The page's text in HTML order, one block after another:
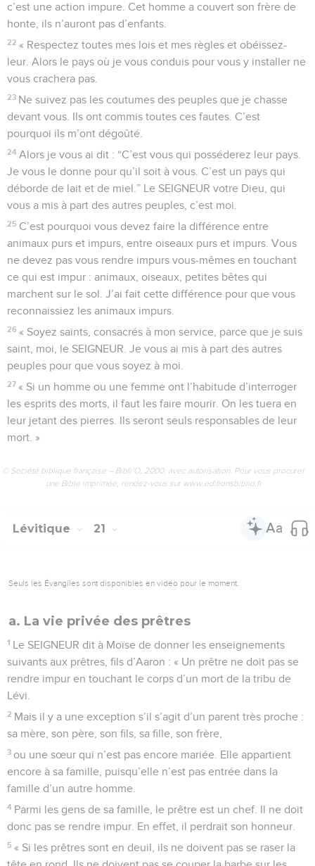
c’est une action impure. Cet homme a couvert son frère de
honte, ils n’auront pas d’enfants.
22 « Respectez toutes mes lois et mes règles et obéissez-
leur. Alors le pays où je vous conduis pour vous y installer ne
vous crachera pas.
23 Ne suivez pas les coutumes des peuples que je chasse
devant vous. Ils ont commis toutes ces fautes. C’est
pourquoi ils m’ont dégoûté.
24 Alors je vous ai dit : “C’est vous qui posséderez leur pays.
Je vous le donne pour qu’il soit à vous. C’est un pays qui
déborde de lait et de miel.” Le SEIGNEUR votre Dieu, qui
vous a mis à part des autres peuples, c’est moi.
25 C’est pourquoi vous devez faire la différence entre
animaux purs et impurs, entre oiseaux purs et impurs. Vous
ne devez pas vous rendre impurs vous-mêmes en touchant
ce qui est impur : animaux, oiseaux, petites bêtes qui
marchent sur le sol. J’ai fait cette différence pour que vous
reconnaissiez les animaux impurs.
26 « Soyez saints, consacrés à mon service, parce que je suis
saint, moi, le SEIGNEUR. Je vous ai mis à part des autres
peuples pour que vous soyez à moi.
27 « Si un homme ou une femme ont l’habitude d’interroger
les esprits des morts, il faut les faire mourir. On les tuera en
leur jetant des pierres. Ils seront seuls responsables de leur
mort. »
© Société biblique française – Bibli’O, 2000, avec autorisation. Pour vous procurer
une Bible imprimée, rendez-vous sur www.editionsbiblio.fr
Lévitique 21
Seuls les Évangiles sont disponibles en vidéo pour le moment.
a. La vie privée des prêtres
1 Le SEIGNEUR dit à Moïse de donner les enseignements
suivants aux prêtres, fils d’Aaron : « Un prêtre ne doit pas se
rendre impur en touchant le corps d’un mort de la tribu de
Lévi.
2 Mais il y a une exception s’il s’agit d’un parent très proche :
sa mère, son père, son fils, sa fille, son frère,
3 ou une sœur qui n’est pas encore mariée. Elle appartient
encore à sa famille, puisqu’elle n’est pas entrée dans la
famille d’un autre homme.
4 Parmi les gens de sa famille, le prêtre est un chef. Il ne doit
donc pas se rendre impur. En effet, il perdrait son honneur.
5 « Si les prêtres sont en deuil, ils ne doivent pas se raser la